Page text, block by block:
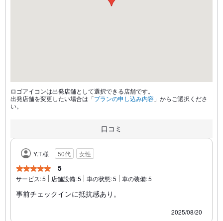
ロゴアイコンは出発店舗として選択できる店舗です。
出発店舗を変更したい場合は「プランの申し込み内容 」からご選択くださ
い。
口コミ
Y.T.様 50代 女性
5
サービス:5 店舗設備:5 車の状態:5 車の装備:5
事前チェックインに抵抗感あり。
2025/08/20